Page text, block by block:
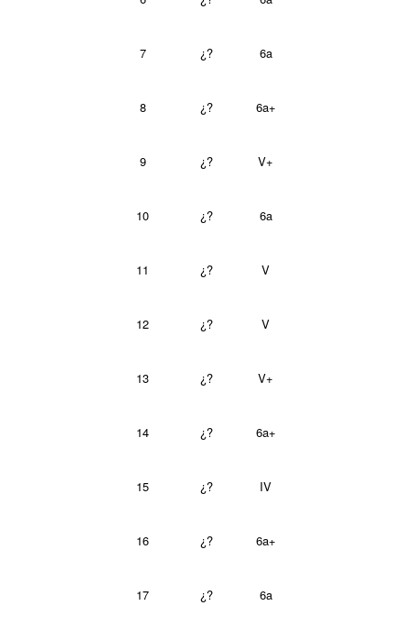
7 ¿? 6a
8 ¿? 6a+
9 ¿? V+
10 ¿? 6a
11 ¿? V
12 ¿? V
13 ¿? V+
14 ¿? 6a+
15 ¿? IV
16 ¿? 6a+
17 ¿? 6a